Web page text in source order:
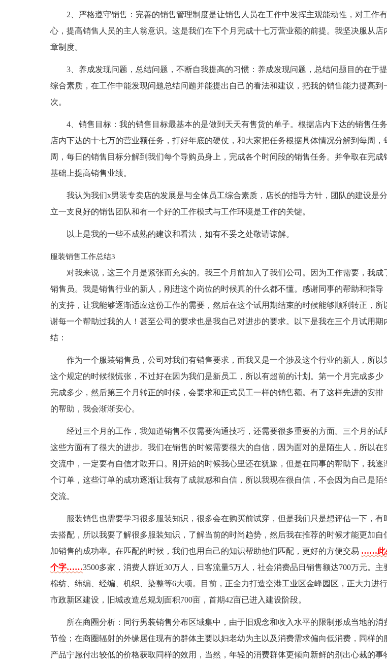
2、严格遵守销售：完善的销售管理制度是让销售人员在工作中发挥主观能动性，对工作
心，提高销售人员的主人翁意识。这是我们在下个月完成十七万营业额的前提。我坚决服从店
章制度。
3、养成发现问题，总结问题，不断自我提高的习惯：养成发现问题，总结问题目的在于
综合素质，在工作中能发现问题总结问题并能提出自己的看法和建议，把我的销售能力提高到
次。
4、销售目标：我的销售目标最基本的是做到天天有售货的单子。根据店内下达的销售任
店内下达的十七万的营业额任务，打好年底的硬仗，和大家把任务根据具体情况分解到每周，
周，每日的销售目标分解到我们每个导购员身上，完成各个时间段的销售任务。并争取在完成
基础上提高销售业绩。
我认为我们x男装专卖店的发展是与全体员工综合素质，店长的指导方针，团队的建设是
立一支良好的销售团队和有一个好的工作模式与工作环境是工作的关键。
以上是我的一些不成熟的建议和看法，如有不妥之处敬请谅解。
服装销售工作总结3
对我来说，这三个月是紧张而充实的。我三个月前加入了我们公司。因为工作需要，我成
销售员。我是销售行业的新人，刚进这个岗位的时候真的什么都不懂。感谢同事的帮助和指导
的支持，让我能够逐渐适应这份工作的需要，然后在这个试用期结束的时候能够顺利转正，所
谢每一个帮助过我的人！甚至公司的要求也是我自己对进步的要求。以下是我在三个月试用期
结：
作为一个服装销售员，公司对我们有销售要求，而我又是一个涉及这个行业的新人，所以
这个规定的时候很慌张，不过好在因为我们是新员工，所以有超前的计划。第一个月完成多少
完成多少，然后第三个月转正的时候，会要求和正式员工一样的销售额。有了这样先进的安排
的帮助，我会渐渐安心。
经过三个月的工作，我知道销售不仅需要沟通技巧，还需要很多重要的方面。三个月的试
这些方面有了很大的进步。我们在销售的时候需要很大的自信，因为面对的是陌生人，所以在
交流中，一定要有自信才敢开口。刚开始的时候我心里还在犹豫，但是在同事的帮助下，我逐
个订单，这些订单的成功逐渐让我有了成就感和自信，所以我现在很自信，不会因为自己是陌
交流。
服装销售也需要学习很多服装知识，很多会在购买前试穿，但是我们只是想评估一下，有
去搭配，所以我要了解很多服装知识，了解当前的时尚趋势，然后我在推荐的时候才能更加自
加销售的成功率。在匹配的时候，我们也用自己的知识帮助他们匹配，更好的方便交易 ……此
个字……3500多家，消费人群近30万人，日客流量5万人，社会消费品日销售额达700万元。主
棉纺、纬编、经编、机织、染整等6大项。目前，正全力打造空港工业区金峰园区，正大力进
市政新区建设，旧城改造总规划面积700亩，首期42亩已进入建设阶段。
所在商圈分析：同行男装销售分布区域集中，由于旧观念和收入水平的限制形成当地的消
节俭；在商圈辐射的外缘居住现有的群体主要以妇老幼为主以及消费需求偏向低消费，同样的
产品宁愿付出较低的价格获取同样的效用，当然，年轻的消费群体更倾向新鲜的别出心裁的事